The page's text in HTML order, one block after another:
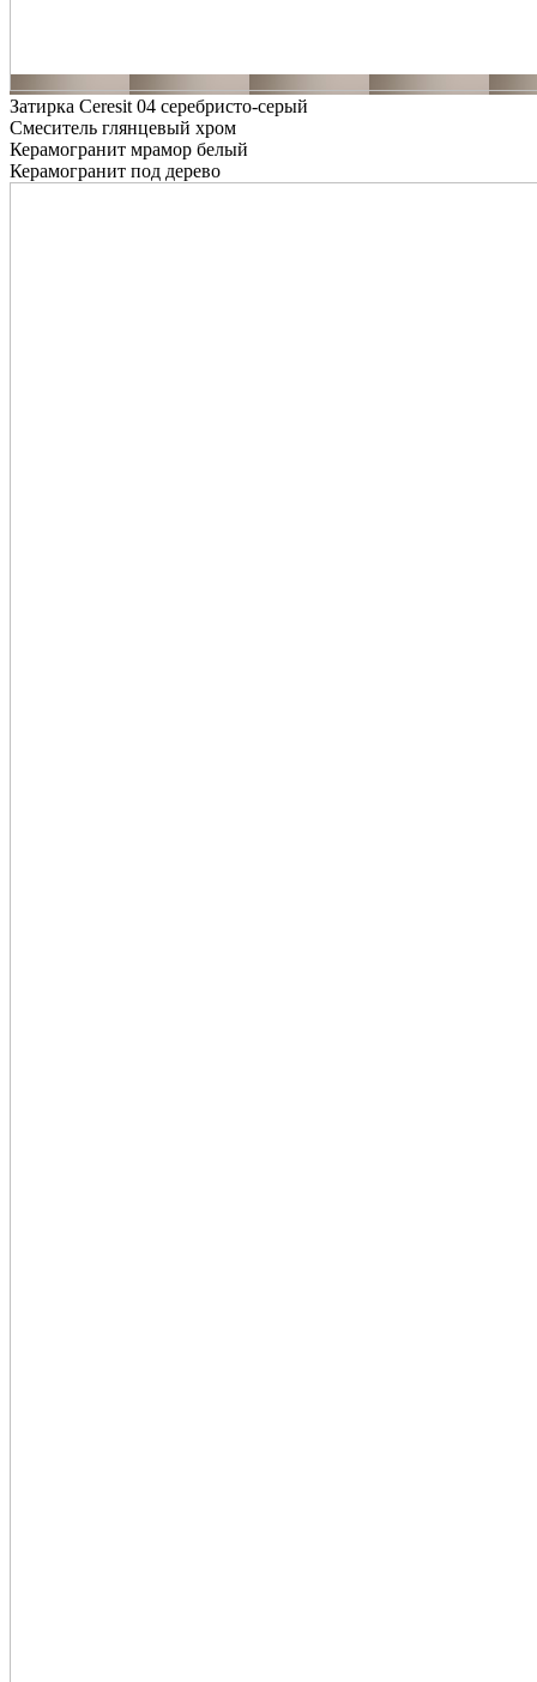
Затирка Ceresit 04 серебристо-серый
Смеситель глянцевый хром
Керамогранит мрамор белый
Керамогранит под дерево